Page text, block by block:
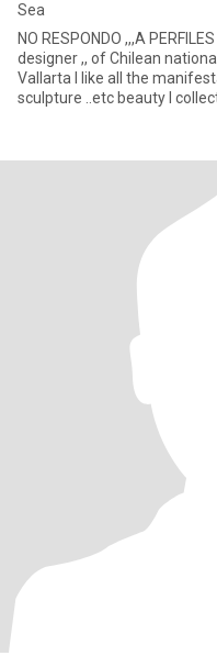
Sea
NO RESPONDO ,,,A
designer ,, of Chilean
Vallarta I like all the manifestations of art ,,, dance ,, paintings ,,
sculpture ..etc beauty I